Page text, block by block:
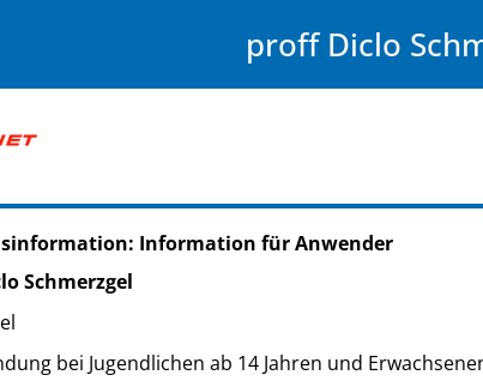
proff Diclo
Information für Anwender
Schmerzgel
bei Jugendlichen ab 14 Jahren und